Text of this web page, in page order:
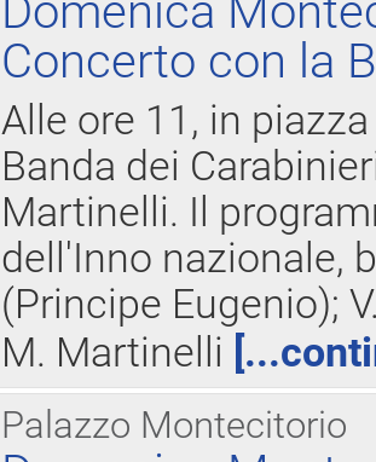
Domenica
Concerto con la
Alle ore 11, in
Banda dei
Martinelli. Il
dell'Inno nazionale,
(Principe Eugenio);
M. Martinelli
Palazzo Montecitorio